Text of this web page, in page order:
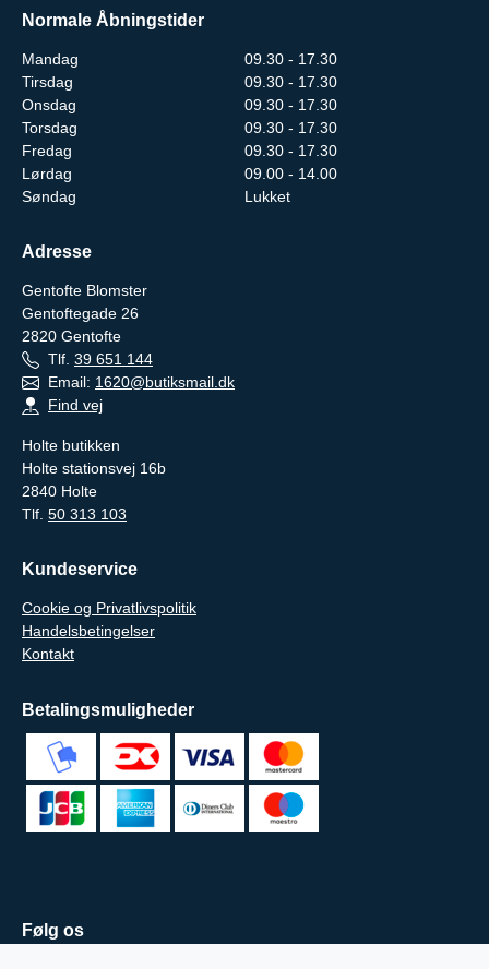
Normale Åbningstider
Mandag
09.30 - 17.30
Tirsdag
09.30 - 17.30
Onsdag
09.30 - 17.30
Torsdag
09.30 - 17.30
Fredag
09.30 - 17.30
Lørdag
09.00 - 14.00
Søndag
Lukket
Adresse
Gentofte Blomster
Gentoftegade 26
2820 Gentofte
Tlf. 39 651 144
Email: 1620@butiksmail.dk
Find vej
Holte butikken
Holte stationsvej 16b
2840 Holte
Tlf. 50 313 103
Kundeservice
Cookie og Privatlivspolitik
Handelsbetingelser
Kontakt
Betalingsmuligheder
Følg os